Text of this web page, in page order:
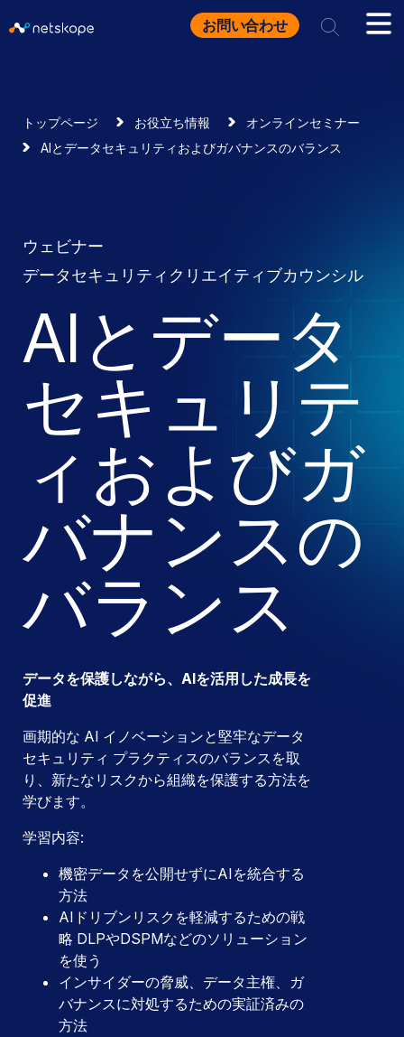
お問い合わせ
トップページ お役立ち情報
オンラインセミナー
AIとデータセキュリティおよびガバナンスのバランス
ウェビナー
データセキュリティクリエイティブカウンシル
AIとデータ
セキュリテ
ィおよびガ
バナンスの
バランス
データを保護しながら、AIを活用した成長を
促進
画期的な AI イノベーションと堅牢なデータ
セキュリティ プラクティスのバランスを取
り、新たなリスクから組織を保護する方法を
学びます。
学習内容:
機密データを公開せずにAIを統合する
方法
AIドリブンリスクを軽減するための戦
略 DLPやDSPMなどのソリューション
を使う
インサイダーの脅威、データ主権、ガ
バナンスに対処するための実証済みの
方法